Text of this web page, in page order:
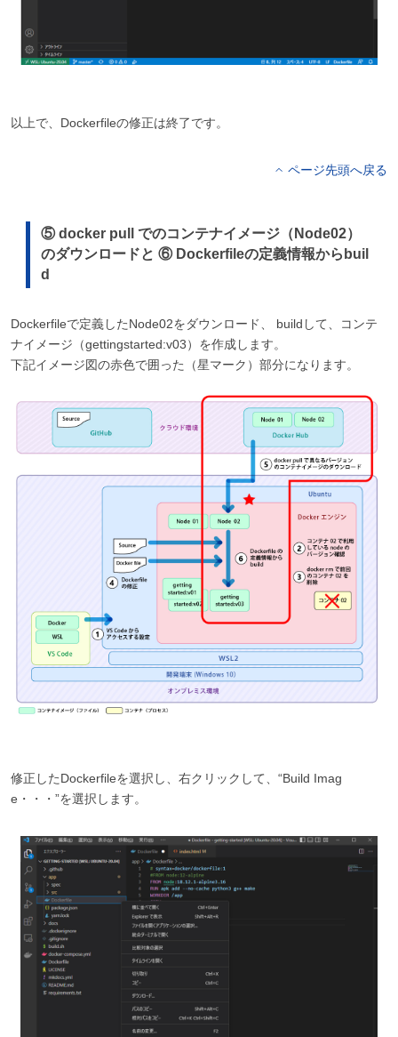
以上で、Dockerfileの修正は終了です。
ページ先頭へ戻る
⑤ docker pull でのコンテナイメージ（Node02）
のダウンロードと ⑥ Dockerfileの定義情報からbuil
d
Dockerfileで定義したNode02をダウンロード、 buildして、コンテ
ナイメージ（gettingstarted:v03）を作成します。
下記イメージ図の赤色で囲った（星マーク）部分になります。
修正したDockerfileを選択し、右クリックして、“Build Imag
e・・・”を選択します。